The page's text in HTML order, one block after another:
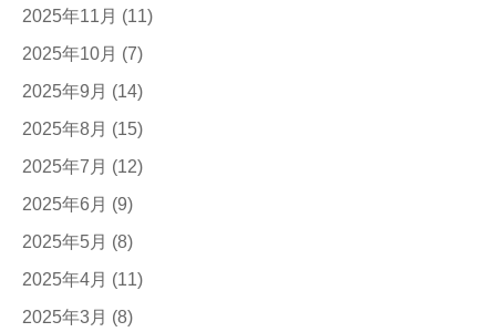
2025年11月 (11)
2025年10月 (7)
2025年9月 (14)
2025年8月 (15)
2025年7月 (12)
2025年6月 (9)
2025年5月 (8)
2025年4月 (11)
2025年3月 (8)